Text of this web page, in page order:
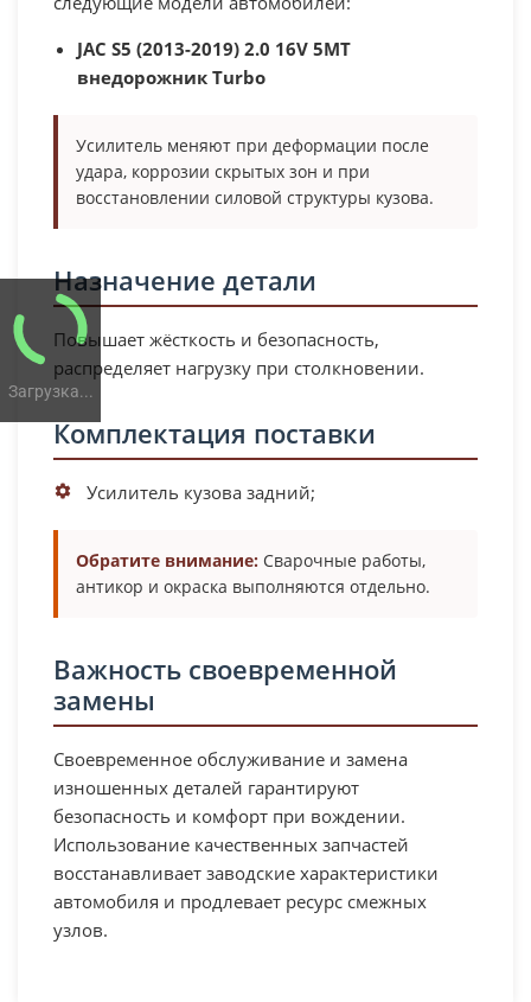
Загрузка...
JAC S5 (2013-2019) 2.0 16V 5MT
внедорожник Turbo
Усилитель меняют при деформации после
удара, коррозии скрытых зон и при
восстановлении силовой структуры кузова.
Назначение детали
Повышает жёсткость и безопасность,
распределяет нагрузку при столкновении.
Комплектация поставки
Усилитель кузова задний;
Обратите внимание: Сварочные работы,
антикор и окраска выполняются отдельно.
Важность своевременной
замены
Своевременное обслуживание и замена
изношенных деталей гарантируют
безопасность и комфорт при вождении.
Использование качественных запчастей
восстанавливает заводские характеристики
автомобиля и продлевает ресурс смежных
узлов.